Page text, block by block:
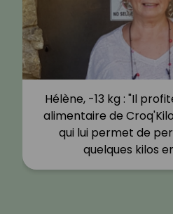
Hélène, -13 kg : "Il
alimentaire de
qui lui permet de
quelques kilos